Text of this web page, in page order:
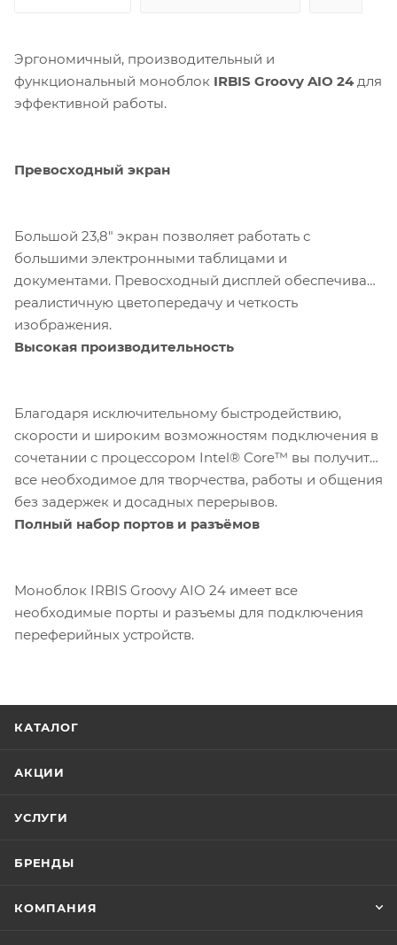
Эргономичный, производительный и
функциональный моноблок IRBIS Groovy AIO 24для
эффективной работы.
Превосходный экран
Большой 23,8" экран позволяет работать с
большими электронными таблицами и
документами. Превосходный дисплей обеспечивает
реалистичную цветопередачу и четкость
изображения.
Высокая производительность
Благодаря исключительному быстродействию,
скорости и широким возможностям подключения в
сочетании с процессором Intel® Core™ вы получите
все необходимое для творчества, работы и общения
без задержек и досадных перерывов.
Полный набор портов и разъёмов
Моноблок IRBIS Groovy AIO 24 имеет все
необходимые порты и разъемы для подключения
переферийных устройств.
КАТАЛОГ
АКЦИИ
УСЛУГИ
БРЕНДЫ
КОМПАНИЯ